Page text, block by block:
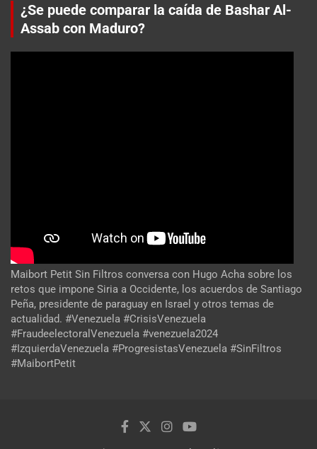
¿Se puede comparar la caída de Bashar Al-
Assab con Maduro?
Maibort Petit Sin Filtros conversa con Hugo Acha sobre los
retos que impone Siria a Occidente, los acuerdos de Santiago
Peña, presidente de paraguay en Israel y otros temas de
actualidad. #Venezuela #CrisisVenezuela
#FraudeelectoralVenezuela #venezuela2024
#IzquierdaVenezuela #ProgresistasVenezuela #SinFiltros
#MaibortPetit